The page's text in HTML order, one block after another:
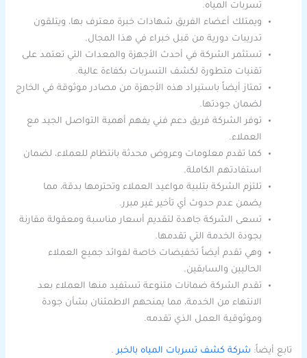
تسربات المياه.
ويمتلك أعضاء الفريق شهادات خبرة معترف بها، ويتلقون
تدريبات دورية من قبل خبراء في هذا المجال.
تستثمر الشركة في أحدث الأجهزة والمعدات التي تعتمد على
تقنيات متطورة لكشف التسربات بكفاءة عالية.
تمتاز أيضاً باستيراد هذه الأجهزة من مصادر موثوقة في الخارج
لضمان جودتها.
توفر الشركة فريق دعم فني يفهم أهمية التواصل الجيد مع
العملاء.
كما تقدم معلومات وعروض محدثة بانتظام للعملاء، لضمان
استفادتهم الكاملة.
تلتزم الشركة بتلبية مواعيد العملاء وتحترمها بدقة، مما
يضمن عدم حدوث أي تأخير غير مبرر.
تسعى الشركة جاهدة لتقديم أسعار مناسبة ومعقولة مقارنة
بجودة الخدمة التي تقدمها.
وهي تقدم أيضاً تخفيضات خاصة لفوائد جميع العملاء
الحاليين والسابقين.
تقدم الشركة ضمانات متنوعة تستفيد منها العملاء بعد
الانتهاء من الخدمة، مما يمنحهم الاطمئنان بشأن جودة
وموثوقية العمل الذي تقدمه.
تابع أيضاً: شركة كشف تسربات المياه بالخبر .